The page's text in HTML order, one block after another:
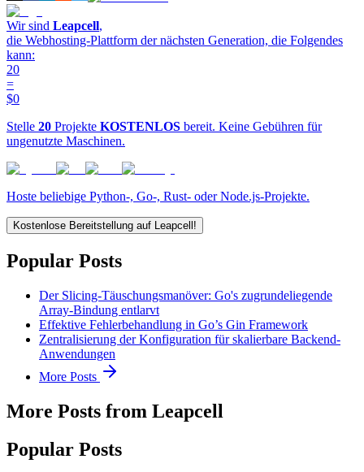
Wir sind Leapcell,
die Webhosting-Plattform der nächsten Generation, die Folgendes
kann:
20
=
$0
Stelle 20 Projekte KOSTENLOS bereit. Keine Gebühren für
ungenutzte Maschinen.
Hoste beliebige Python-, Go-, Rust- oder Node.js-Projekte.
Kostenlose Bereitstellung auf Leapcell!
Popular Posts
Der Slicing-Täuschungsmanöver: Go's zugrundeliegende
Array-Bindung entlarvt
Effektive Fehlerbehandlung in Go’s Gin Framework
Zentralisierung der Konfiguration für skalierbare Backend-
Anwendungen
More Posts
More Posts from Leapcell
Popular Posts